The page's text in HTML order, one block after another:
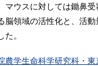
マウスに対しては鋤鼻
脳領域の活性化と、活
。
農学生命科学研究科・